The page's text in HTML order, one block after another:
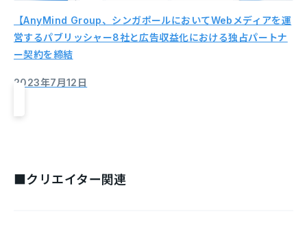
【AnyMind Group、シンガポールにおいてWebメディアを運
営するパブリッシャー8社と広告収益化における独占パートナ
ー契約を締結
2023年7月12日
■クリエイター関連